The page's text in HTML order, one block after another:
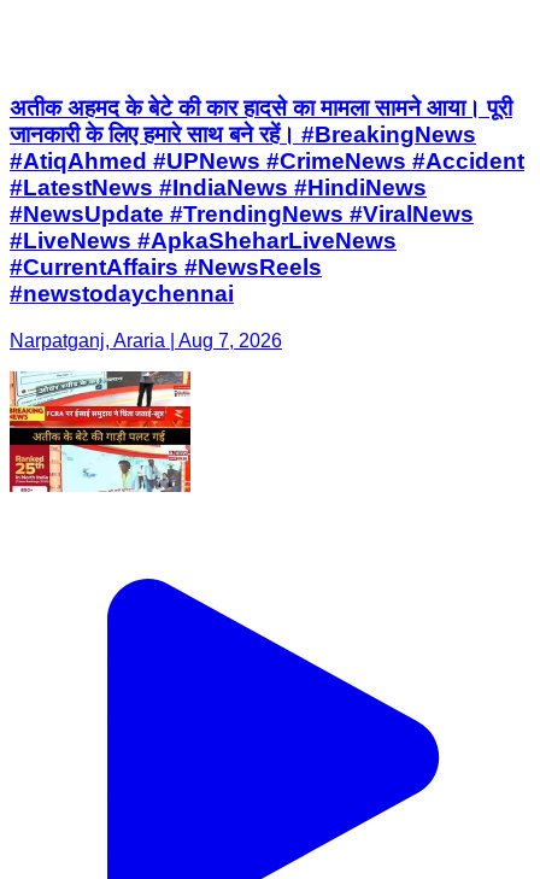
अतीक अहमद के बेटे की कार हादसे का मामला सामने आया। पूरी
जानकारी के लिए हमारे साथ बने रहें। #BreakingNews
#AtiqAhmed #UPNews #CrimeNews #Accident
#LatestNews #IndiaNews #HindiNews
#NewsUpdate #TrendingNews #ViralNews
#LiveNews #ApkaSheharLiveNews
#CurrentAffairs #NewsReels
#newstodaychennai
Narpatganj, Araria | Aug 7, 2026